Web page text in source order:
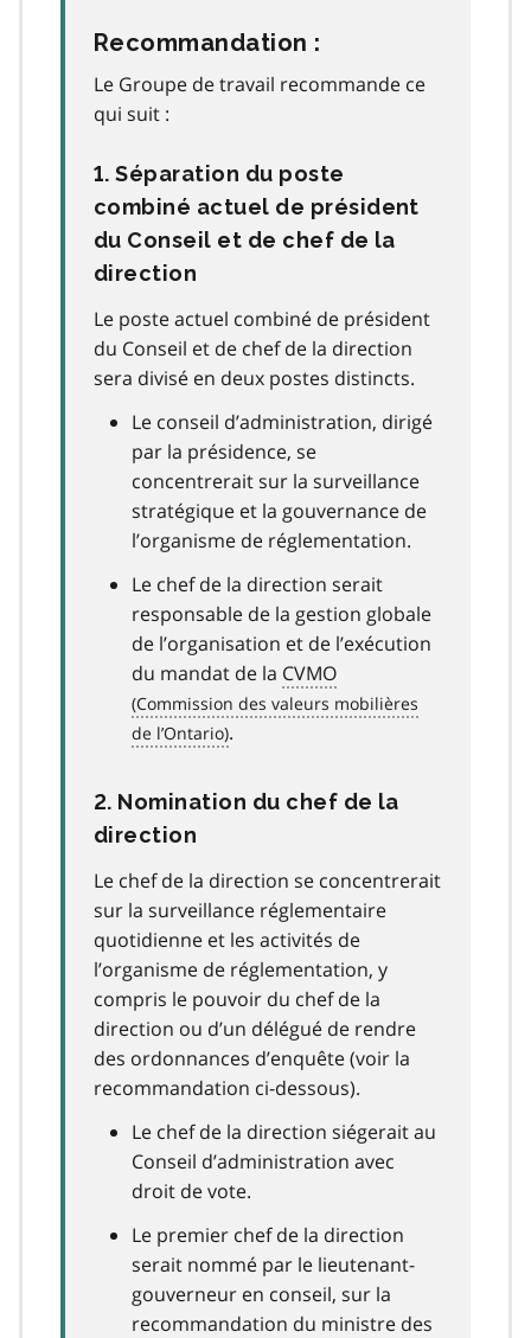
Recommandation :
Le Groupe de travail recommande ce
qui suit :
1. Séparation du poste
combiné actuel de président
du Conseil et de chef de la
direction
Le poste actuel combiné de président
du Conseil et de chef de la direction
sera divisé en deux postes distincts.
Le conseil d’administration, dirigé
par la présidence, se
concentrerait sur la surveillance
stratégique et la gouvernance de
l’organisme de réglementation.
Le chef de la direction serait
responsable de la gestion globale
de l’organisation et de l’exécution
du mandat de la CVMO
.
2. Nomination du chef de la
direction
Le chef de la direction se concentrerait
sur la surveillance réglementaire
quotidienne et les activités de
l’organisme de réglementation, y
compris le pouvoir du chef de la
direction ou d’un délégué de rendre
des ordonnances d’enquête (voir la
recommandation ci-dessous).
Le chef de la direction siégerait au
Conseil d’administration avec
droit de vote.
Le premier chef de la direction
serait nommé par le lieutenant-
gouverneur en conseil, sur la
recommandation du ministre des